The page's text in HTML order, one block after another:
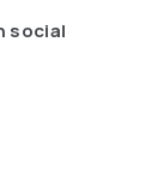
social